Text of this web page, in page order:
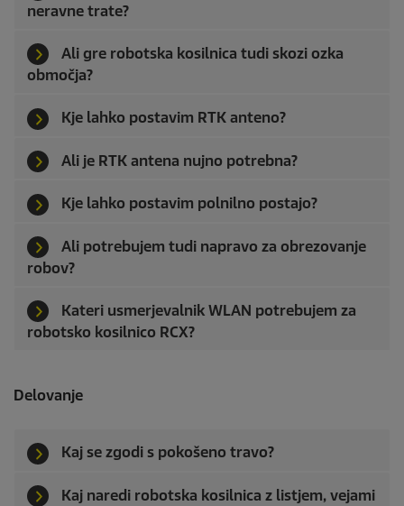
neravne trate?
Ali gre robotska kosilnica tudi skozi ozka
območja?
Kje lahko postavim RTK anteno?
Ali je RTK antena nujno potrebna?
Kje lahko postavim polnilno postajo?
Ali potrebujem tudi napravo za obrezovanje
robov?
Kateri usmerjevalnik WLAN potrebujem za
robotsko kosilnico RCX?
Delovanje
Kaj se zgodi s pokošeno travo?
Kaj naredi robotska kosilnica z listjem, vejami